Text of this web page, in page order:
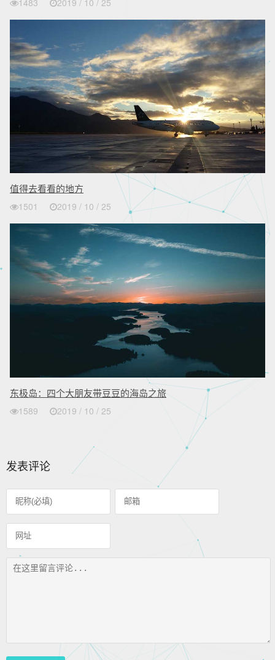
值得去看看的地方
1501 2019 / 10 / 25
东极岛：四个大朋友带豆豆的海岛之旅
1589 2019 / 10 / 25
发表评论